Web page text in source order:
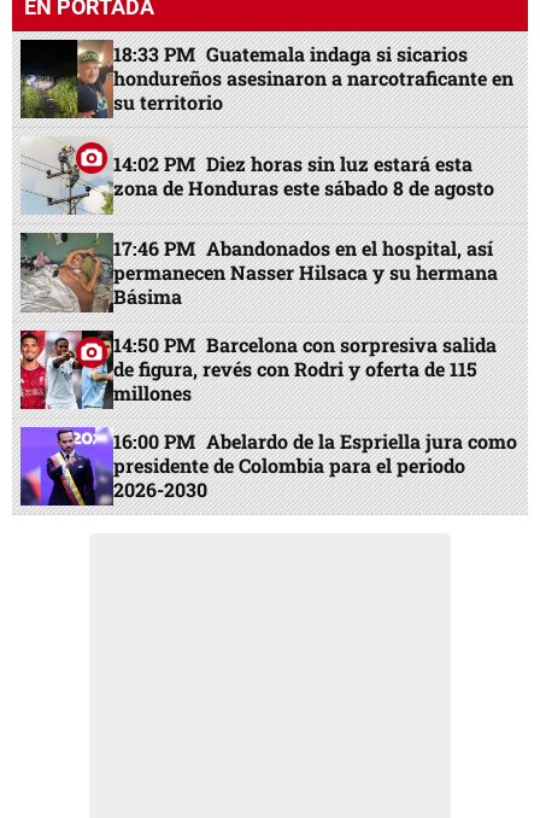
EN PORTADA
18:33 PM Guatemala indaga si sicarios
hondureños asesinaron a narcotraficante en
su territorio
14:02 PM Diez horas sin luz estará esta
zona de Honduras este sábado 8 de agosto
17:46 PM Abandonados en el hospital, así
permanecen Nasser Hilsaca y su hermana
Básima
14:50 PM Barcelona con sorpresiva salida
de figura, revés con Rodri y oferta de 115
millones
16:00 PM Abelardo de la Espriella jura como
presidente de Colombia para el periodo
2026-2030